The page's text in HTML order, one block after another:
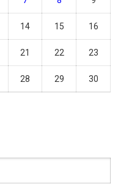
14 15 16
21 22 23
28 29 30